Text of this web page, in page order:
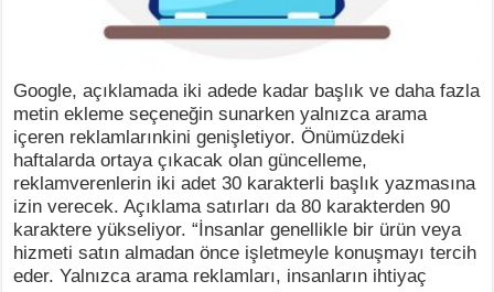
Google, açıklamada iki adede kadar başlık ve daha fazla
metin ekleme seçeneğin sunarken yalnızca arama
içeren reklamlarınkini genişletiyor. Önümüzdeki
haftalarda ortaya çıkacak olan güncelleme,
reklamverenlerin iki adet 30 karakterli başlık yazmasına
izin verecek. Açıklama satırları da 80 karakterden 90
karaktere yükseliyor. “İnsanlar genellikle bir ürün veya
hizmeti satın almadan önce işletmeyle konuşmayı tercih
eder. Yalnızca arama reklamları, insanların ihtiyaç